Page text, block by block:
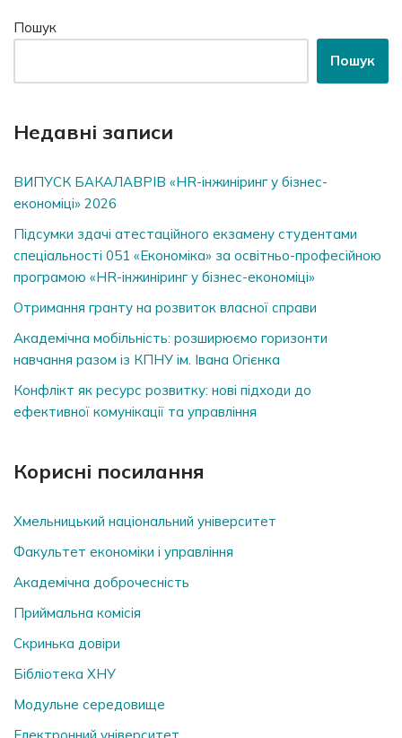
Пошук
Пошук
Недавні записи
ВИПУСК БАКАЛАВРІВ «HR-інжиніринг у бізнес-
економіці» 2026
Підсумки здачі атестаційного екзамену студентами
спеціальності 051 «Економіка» за освітньо-професійною
програмою «HR-інжиніринг у бізнес-економіці»
Отримання гранту на розвиток власної справи
Академічна мобільність: розширюємо горизонти
навчання разом із КПНУ ім. Івана Огієнка
Конфлікт як ресурс розвитку: нові підходи до
ефективної комунікації та управління
Корисні посилання
Хмельницький національний університет
Факультет економіки і управління
Академічна доброчесність
Приймальна комісія
Скринька довiри
Бібліотека ХНУ
Модульне середовище